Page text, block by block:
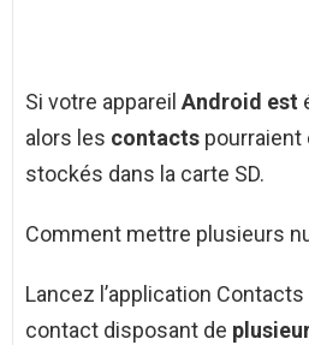
Si votre appareil Android est
alors les contacts pourraient
stockés dans la carte SD.
Comment mettre plusieurs
Lancez l’application
contact disposant de